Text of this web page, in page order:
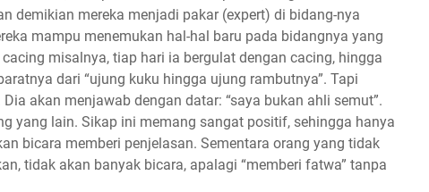
demikian mereka menjadi pakar (expert) di bidang-nya
mampu menemukan hal-hal baru pada bidangnya yang
misalnya, tiap hari ia bergulat dengan cacing, hingga
dari “ujung kuku hingga ujung rambutnya”. Tapi
akan menjawab dengan datar: “saya bukan ahli semut”.
yang lain. Sikap ini memang sangat positif, sehingga hanya
bicara memberi penjelasan. Sementara orang yang tidak
tidak akan banyak bicara, apalagi “memberi fatwa” tanpa